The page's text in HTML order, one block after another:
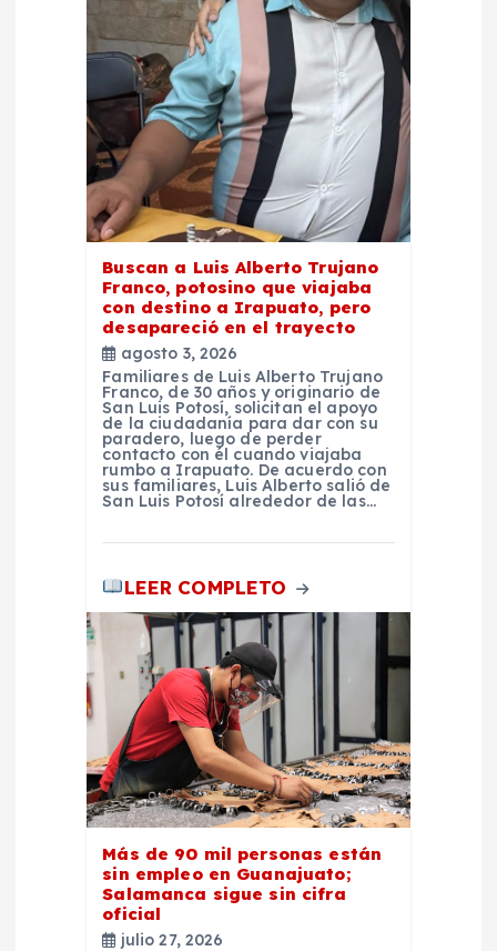
Buscan a Luis Alberto Trujano
Franco, potosino que viajaba
con destino a Irapuato, pero
desapareció en el trayecto
agosto 3, 2026
Familiares de Luis Alberto Trujano
Franco, de 30 años y originario de
San Luis Potosí, solicitan el apoyo
de la ciudadanía para dar con su
paradero, luego de perder
contacto con él cuando viajaba
rumbo a Irapuato. De acuerdo con
sus familiares, Luis Alberto salió de
San Luis Potosí alrededor de las…
LEER COMPLETO
Más de 90 mil personas están
sin empleo en Guanajuato;
Salamanca sigue sin cifra
oficial
julio 27, 2026